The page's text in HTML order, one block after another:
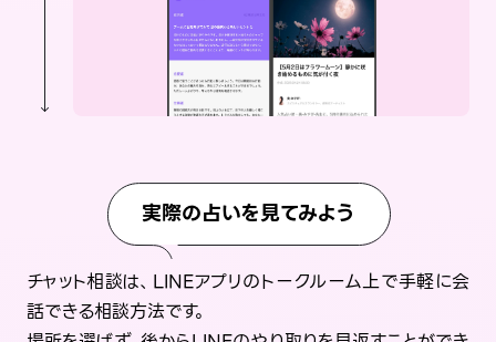
実際の占いを見てみよう
チャット相談は、LINEアプリのトークルーム上で手軽に会
話できる相談方法です。